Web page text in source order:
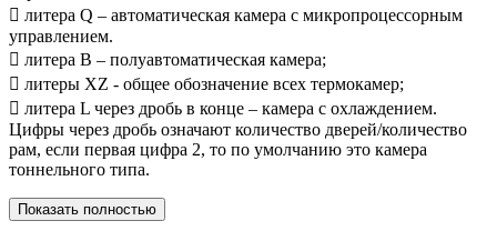
 литера Q – автоматическая камера с микропроцессорным
управлением.
 литера B – полуавтоматическая камера;
 литеры XZ - общее обозначение всех термокамер;
 литера L через дробь в конце – камера с охлаждением.
Цифры через дробь означают количество дверей/количество
рам, если первая цифра 2, то по умолчанию это камера
тоннельного типа.
Показать полностью